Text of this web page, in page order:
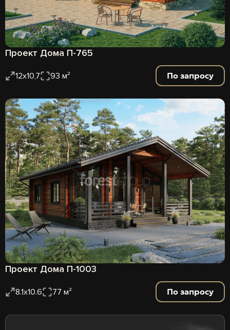
Проект Дома П-765
12х10,7 93 м² По запросу
Проект Дома П-1003
8.1х10.6 77 м² По запросу